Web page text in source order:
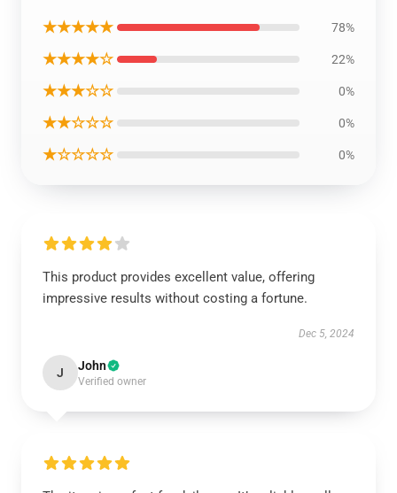
★★★★★ 78%
★★★★☆ 22%
★★★☆☆ 0%
★★☆☆☆ 0%
★☆☆☆☆ 0%
This product provides excellent value, offering
impressive results without costing a fortune.
Dec 5, 2024
J John
Verified owner